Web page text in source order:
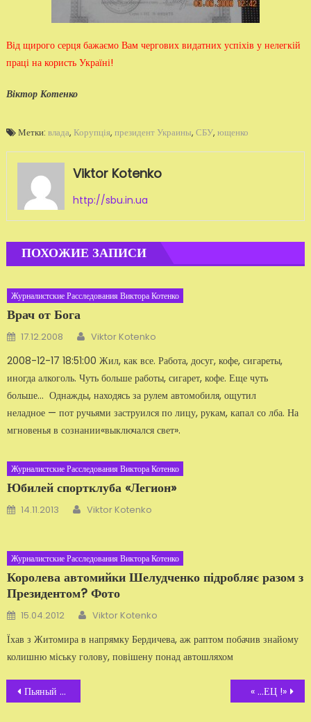
Від щирого серця бажаємо Вам чергових видатних успіхів у не­легкій
праці на користь Україні!
Віктор Котенко
Метки: влада, Корупція, президент Украины, СБУ, ющенко
Viktor Kotenko
http://sbu.in.ua
ПОХОЖИЕ ЗАПИСИ
Журналистские Расследования Виктора Котенко
Врач от Бога
Добавлено
17.12.2008 Автор
Viktor Kotenko
2008-12-17 18:51:00 Жил, как все. Работа, досуг, кофе, сигареты,
иногда алкоголь. Чуть больше работы, сигарет, ко­фе. Еще чуть
больше… Однажды, находясь за рулем авто­мобиля, ощутил
неладное — пот ручьями заструился по лицу, ру­кам, капал со лба. На
мгновенья в сознании«выключался свет».
Журналистские Расследования Виктора Котенко
Юбилей спортклуба «Легион»
Добавлено
14.11.2013 Автор
Viktor Kotenko
Журналистские Расследования Виктора Котенко
Королева автомийки Шелудченко підробляє разом з
Президентом? Фото
Добавлено
15.04.2012 Автор
Viktor Kotenko
Їхав з Житомира в напрямку Бердичева, аж раптом побачив знайому
колишню міську голову, повішену понад автошляхом
Навигация
Пьяный «гаишник-лихач» сбил двух студентов « ...ЕЦ !»